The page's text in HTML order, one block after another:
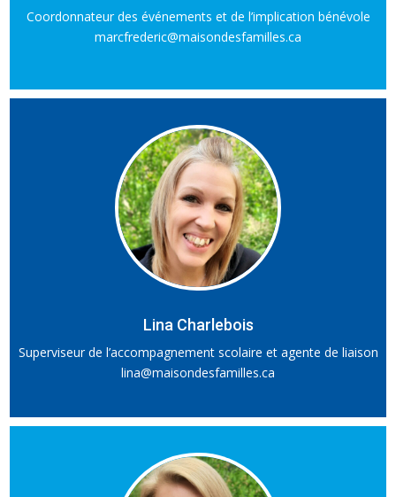
Coordonnateur des événements et de l’implication bénévole
marcfrederic@maisondesfamilles.ca
Lina Charlebois
Superviseur de l’accompagnement scolaire et agente de liaison
lina@maisondesfamilles.ca